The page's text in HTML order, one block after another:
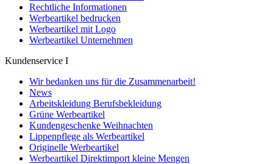
Rechtliche Informationen
Werbeartikel bedrucken
Werbeartikel mit Logo
Werbeartikel Unternehmen
Kundenservice I
Wir bedanken uns für die Zusammenarbeit!
News
Arbeitskleidung Berufsbekleidung
Grüne Werbeartikel
Kundengeschenke Weihnachten
Lippenpflege als Werbeartikel
Originelle Werbeartikel
Werbeartikel Direktimport kleine Mengen